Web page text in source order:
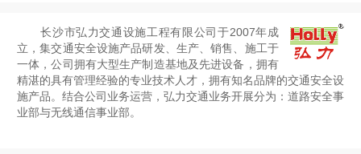
长沙市弘力交通设施工程有限公司于2007年成
立，集交通安全设施产品研发、生产、销售、施工于
一体，公司拥有大型生产制造基地及先进设备，拥有
精湛的具有管理经验的专业技术人才，拥有知名品牌的交通安全设
施产品。结合公司业务运营，弘力交通业务开展分为：道路安全事
业部与无线通信事业部。